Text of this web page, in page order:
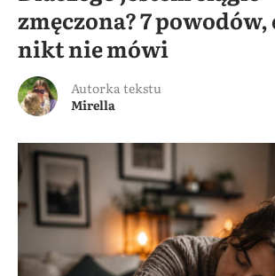
zmęczona? 7
nikt nie mówi
Autorka tekstu
Mirella